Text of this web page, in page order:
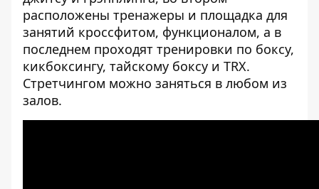
расположены тренажеры и площадка для
занятий кроссфитом, функционалом, а в
последнем проходят тренировки по боксу,
кикбоксингу, тайскому боксу и TRX.
Стретчингом можно заняться в любом из
залов.